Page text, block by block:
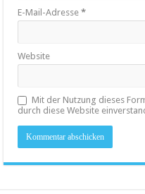
E-Mail-Adresse *
Website
Mit der Nutzung dieses
durch diese Website